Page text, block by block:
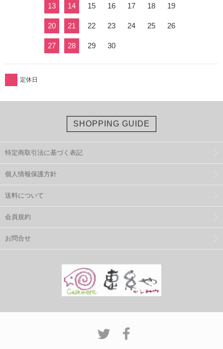
13 14 15 16 17 18 19
20 21 22 23 24 25 26
27 28 29 30
定休日
SHOPPING GUIDE
特定商取引法に基づく表記
個人情報保護方針
送料について
会員規約
お問合せ